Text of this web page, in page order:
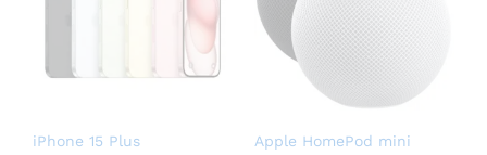
iPhone 15 Plus Apple HomePod mini